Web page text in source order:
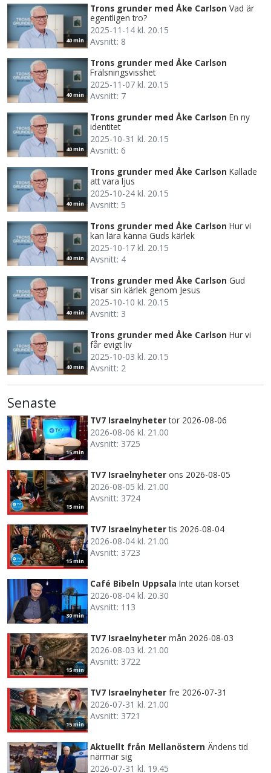
40 min
Trons grunder med Åke Carlson Vad är
egentligen tro?
2025-11-14 kl. 20.15
Avsnitt: 8
40 min
Trons grunder med Åke Carlson
Frälsningsvisshet
2025-11-07 kl. 20.15
Avsnitt: 7
40 min
Trons grunder med Åke Carlson En ny
identitet
2025-10-31 kl. 20.15
Avsnitt: 6
40 min
Trons grunder med Åke Carlson Kallade
att vara ljus
2025-10-24 kl. 20.15
Avsnitt: 5
40 min
Trons grunder med Åke Carlson Hur vi
kan lära känna Guds kärlek
2025-10-17 kl. 20.15
Avsnitt: 4
40 min
Trons grunder med Åke Carlson Gud
visar sin kärlek genom Jesus
2025-10-10 kl. 20.15
Avsnitt: 3
40 min
Trons grunder med Åke Carlson Hur vi
får evigt liv
2025-10-03 kl. 20.15
Avsnitt: 2
Senaste
15 min
TV7 Israelnyheter tor 2026-08-06
2026-08-06 kl. 21.00
Avsnitt: 3725
15 min
TV7 Israelnyheter ons 2026-08-05
2026-08-05 kl. 21.00
Avsnitt: 3724
15 min
TV7 Israelnyheter tis 2026-08-04
2026-08-04 kl. 21.00
Avsnitt: 3723
30 min
Café Bibeln Uppsala Inte utan korset
2026-08-04 kl. 20.30
Avsnitt: 113
15 min
TV7 Israelnyheter mån 2026-08-03
2026-08-03 kl. 21.00
Avsnitt: 3722
15 min
TV7 Israelnyheter fre 2026-07-31
2026-07-31 kl. 21.00
Avsnitt: 3721
Aktuellt från Mellanöstern Ändens tid
närmar sig
2026-07-31 kl. 19.45